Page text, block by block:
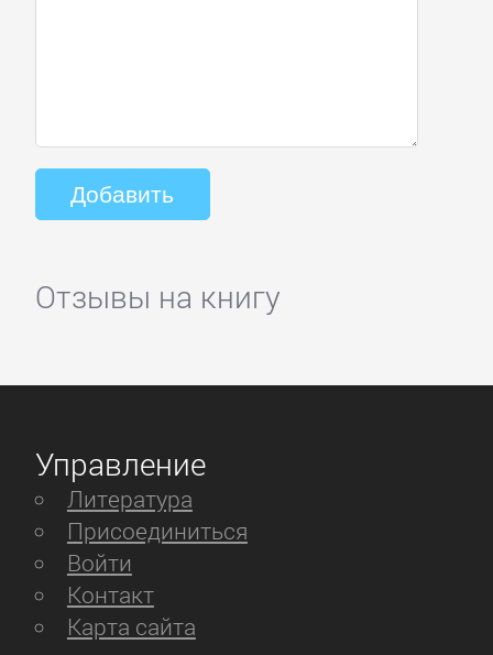
Отзывы на книгу
Управление
Литература
Присоединиться
Войти
Контакт
Карта сайта